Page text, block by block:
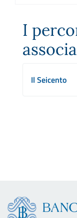
I
Il Seicento